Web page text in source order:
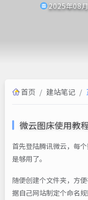
2025年08
首页 / 建站笔记 /
微云图床使用教
首先登陆腾讯微云，每
是够用了。
随便创建个文件夹，方
据自己网站制定个命名